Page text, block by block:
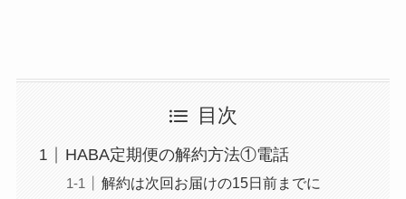
目次
HABA定期便の解約方法①電話
解約は次回お届けの15日前までに